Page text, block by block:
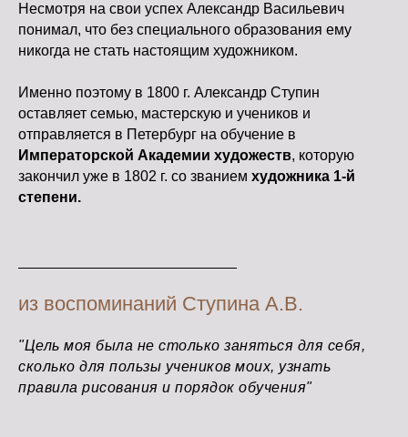
Несмотря на свои успех Александр Васильевич
понимал, что без специального образования ему
никогда не стать настоящим художником.
Именно поэтому в 1800 г. Александр Ступин
оставляет семью, мастерскую и учеников и
отправляется в Петербург на обучение в
Императорской Академии художеств, которую
закончил уже в 1802 г. со званием художника 1-й
степени.
из воспоминаний Ступина А.В.
"Цель моя была не столько заняться для себя,
сколько для пользы учеников моих, узнать
правила рисования и порядок обучения"